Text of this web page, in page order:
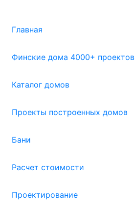
Главная
Финские дома 4000+ проектов
Каталог домов
Проекты построенных домов
Бани
Расчет стоимости
Проектирование